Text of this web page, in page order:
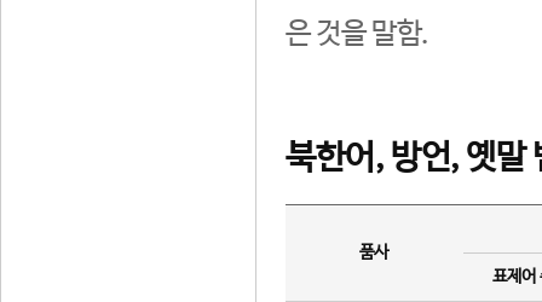
은 것을 말함.
북한어, 방언, 옛말
품사
표제어